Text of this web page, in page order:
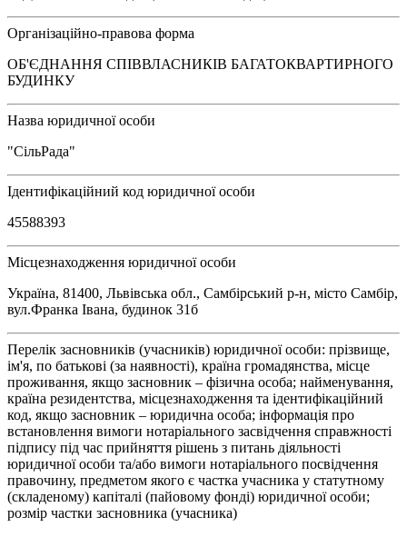
Організаційно-правова форма
ОБ'ЄДНАННЯ СПІВВЛАСНИКІВ БАГАТОКВАРТИРНОГО
БУДИНКУ
Назва юридичної особи
"СільРада"
Ідентифікаційний код юридичної особи
45588393
Місцезнаходження юридичної особи
Україна, 81400, Львівська обл., Самбірський р-н, місто Самбір,
вул.Франка Івана, будинок 31б
Перелік засновників (учасників) юридичної особи: прізвище,
ім'я, по батькові (за наявності), країна громадянства, місце
проживання, якщо засновник – фізична особа; найменування,
країна резидентства, місцезнаходження та ідентифікаційний
код, якщо засновник – юридична особа; інформація про
встановлення вимоги нотаріального засвідчення справжності
підпису під час прийняття рішень з питань діяльності
юридичної особи та/або вимоги нотаріального посвідчення
правочину, предметом якого є частка учасника у статутному
(складеному) капіталі (пайовому фонді) юридичної особи;
розмір частки засновника (учасника)